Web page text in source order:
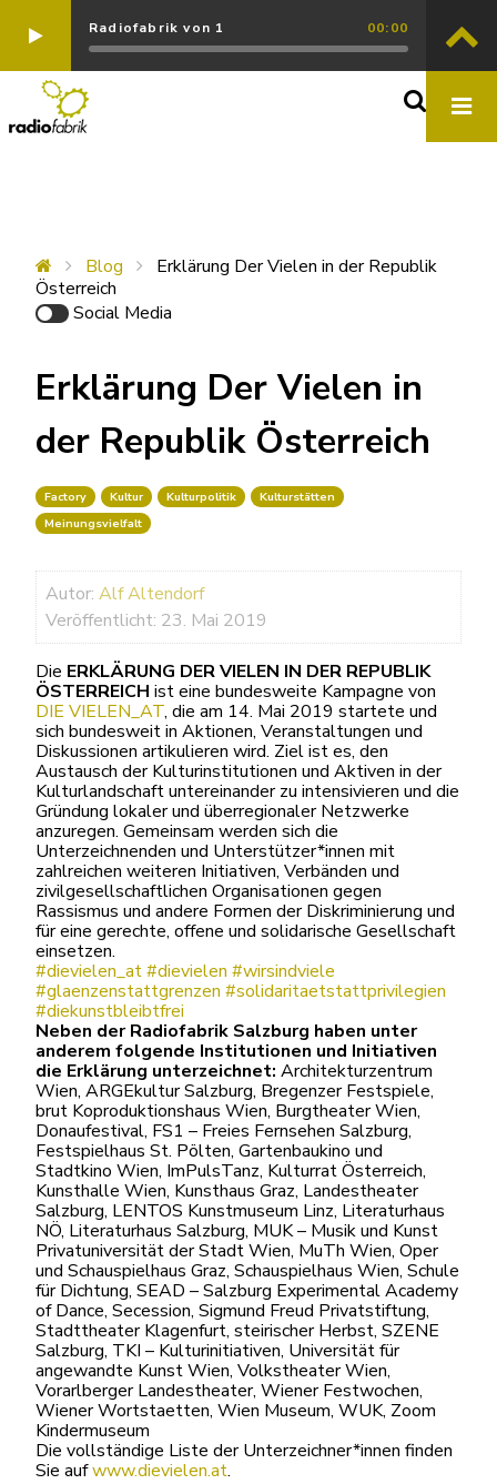
Radiofabrik von 1 00:00
Blog
Erklärung Der Vielen in der Republik
Österreich
Social Media
Erklärung Der Vielen in
der Republik Österreich
Factory Kultur Kulturpolitik
Kulturstätten
Meinungsvielfalt
Autor: Alf Altendorf
Veröffentlicht: 23. Mai 2019
Die ERKLÄRUNG DER VIELEN IN DER REPUBLIK
ÖSTERREICH ist eine bundesweite Kampagne von
DIE VIELEN_AT, die am 14. Mai 2019 startete und
sich bundesweit in Aktionen, Veranstaltungen und
Diskussionen artikulieren wird. Ziel ist es, den
Austausch der Kulturinstitutionen und Aktiven in der
Kulturlandschaft untereinander zu intensivieren und die
Gründung lokaler und überregionaler Netzwerke
anzuregen. Gemeinsam werden sich die
Unterzeichnenden und Unterstützer*innen mit
zahlreichen weiteren Initiativen, Verbänden und
zivilgesellschaftlichen Organisationen gegen
Rassismus und andere Formen der Diskriminierung und
für eine gerechte, offene und solidarische Gesellschaft
einsetzen.
#dievielen_at#dievielen #wirsindviele
#glaenzenstattgrenzen #solidaritaetstattprivilegien
#diekunstbleibtfrei
Neben der Radiofabrik Salzburg haben unter
anderem folgende Institutionen und Initiativen
die Erklärung unterzeichnet: Architekturzentrum
Wien, ARGEkultur Salzburg, Bregenzer Festspiele,
brut Koproduktionshaus Wien, Burgtheater Wien,
Donaufestival, FS1 – Freies Fernsehen Salzburg,
Festspielhaus St. Pölten, Gartenbaukino und
Stadtkino Wien, ImPulsTanz, Kulturrat Österreich,
Kunsthalle Wien, Kunsthaus Graz, Landestheater
Salzburg, LENTOS Kunstmuseum Linz, Literaturhaus
NÖ, Literaturhaus Salzburg, MUK – Musik und Kunst
Privatuniversität der Stadt Wien, MuTh Wien, Oper
und Schauspielhaus Graz, Schauspielhaus Wien, Schule
für Dichtung, SEAD – Salzburg Experimental Academy
of Dance, Secession, Sigmund Freud Privatstiftung,
Stadttheater Klagenfurt, steirischer Herbst, SZENE
Salzburg, TKI – Kulturinitiativen, Universität für
angewandte Kunst Wien, Volkstheater Wien,
Vorarlberger Landestheater, Wiener Festwochen,
Wiener Wortstaetten, Wien Museum, WUK, Zoom
Kindermuseum
Die vollständige Liste der Unterzeichner*innen finden
Sie aufwww.dievielen.at.